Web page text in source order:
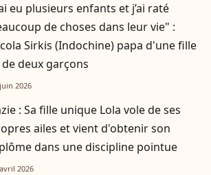
eu plusieurs enfants et j’ai raté
de choses dans leur vie" :
Sirkis (Indochine) papa d'une fille
deux garçons
2026
: Sa fille unique Lola vole de ses
ailes et vient d'obtenir son
dans une discipline pointue
2026